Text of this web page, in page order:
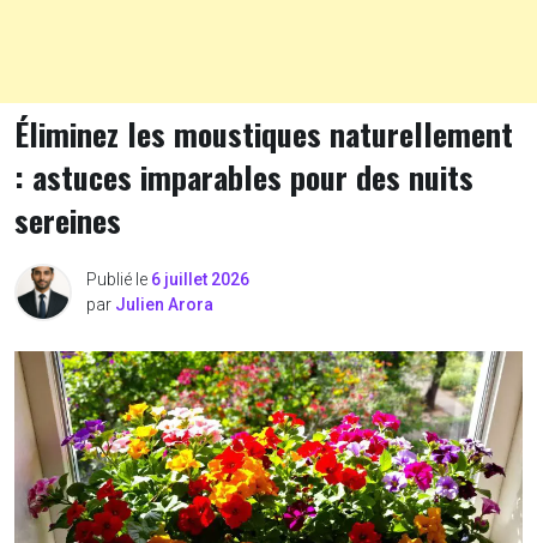
Éliminez les moustiques naturellement
: astuces imparables pour des nuits
sereines
Publié le 6 juillet 2026
par Julien Arora